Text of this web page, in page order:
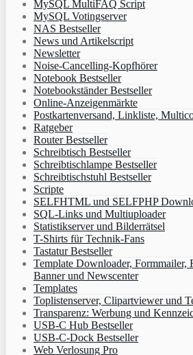
MySQL MultiFAQ Script
MySQL Votingserver
NAS Bestseller
News und Artikelscript
Newsletter
Noise-Cancelling-Kopfhörer
Notebook Bestseller
Notebookständer Bestseller
Online-Anzeigenmärkte
Postkartenversand, Linkliste,
Ratgeber
Router Bestseller
Schreibtisch Bestseller
Schreibtischlampe Bestseller
Schreibtischstuhl Bestseller
Scripte
SELFHTML und SELFPHP
SQL-Links und Multiuploader
Statistikserver und Bilderrätsel
T-Shirts für Technik-Fans
Tastatur Bestseller
Template Downloader, Formmailer,
Banner und Newscenter
Templates
Toplistenserver, Clipartviewer und
Transparenz: Werbung und
USB-C Hub Bestseller
USB-C-Dock Bestseller
Web Verlosung Pro